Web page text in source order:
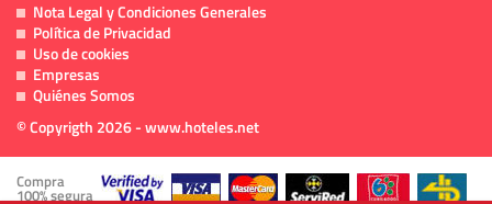
Nota Legal y Condiciones Generales
Política de Privacidad
Uso de cookies
Empresas
Quiénes Somos
© Copyrigth 2026 - www.hoteles.net
Compra
100% segura